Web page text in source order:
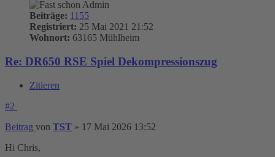
Beiträge: 1155
Registriert: 25 Mai 2021 21:52
Wohnort: 63165 Mühlheim
Re: DR650 RSE Spiel Dekompressionszug
Zitieren
#2
Beitrag von TST » 17 Mai 2026 13:52
Hi Chris,